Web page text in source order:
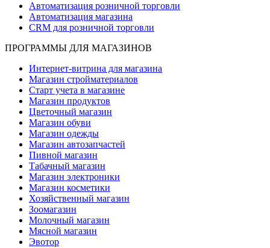
Автоматизация розничной торговли
Автоматизация магазина
CRM для розничной торговли
ПРОГРАММЫ ДЛЯ МАГАЗИНОВ
Интернет-витрина для магазина
Магазин стройматериалов
Старт учета в магазине
Магазин продуктов
Цветочный магазин
Магазин обуви
Магазин одежды
Магазин автозапчастей
Пивной магазин
Табачный магазин
Магазин электроники
Магазин косметики
Хозяйственный магазин
Зоомагазин
Молочный магазин
Мясной магазин
Эвотор